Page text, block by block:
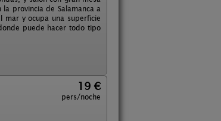
provincia de Salamanca a
y ocupa una superficie
puede hacer todo tipo
19 €
pers/noche